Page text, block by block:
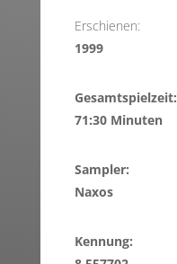
Erschienen:
1999
Gesamtspielzeit:
71:30 Minuten
Sampler:
Naxos
Kennung: